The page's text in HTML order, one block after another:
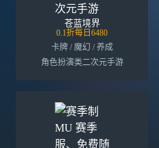
苍蓝境界
0.1折每日6480
卡牌 / 魔幻 / 养成
角色扮演类二次元手游